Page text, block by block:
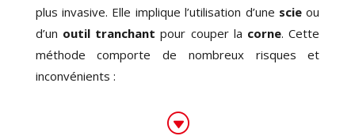
plus invasive. Elle implique l’utilisation d’une scieou
d’un outil tranchant pour couper la corne. Cette
méthode comporte de nombreux risques et
inconvénients :
G